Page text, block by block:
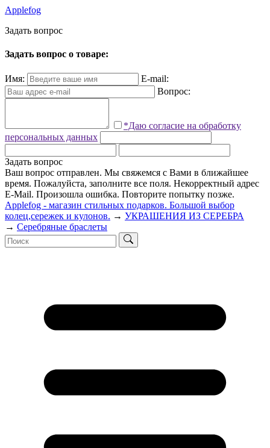
Applefog
Задать вопрос
Задать вопрос о товаре:
Имя:
E-mail:
Вопрос:
*Даю согласие на обработку
персональных данных
Задать вопрос
Ваш вопрос отправлен. Мы свяжемся с Вами в ближайшее
время. Пожалуйста, заполните все поля. Некорректный адрес
E-Mail. Произошла ошибка. Повторите попытку позже.
Applefog - магазин стильных подарков. Большой выбор
колец,сережек и кулонов. → УКРАШЕНИЯ ИЗ СЕРЕБРА
→ Серебряные браслеты